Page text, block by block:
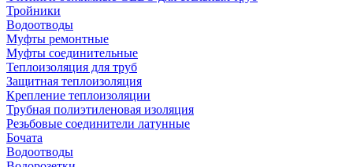
Тройники
Водоотводы
Муфты ремонтные
Муфты соединительные
Теплоизоляция для труб
Защитная теплоизоляция
Крепление теплоизоляции
Трубная полиэтиленовая изоляция
Резьбовые соединители латунные
Бочата
Водоотводы